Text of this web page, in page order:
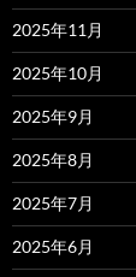
2025年11月
2025年10月
2025年9月
2025年8月
2025年7月
2025年6月